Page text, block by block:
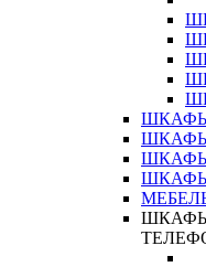
ШКАФЫ